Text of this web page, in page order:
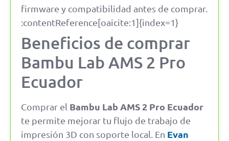
firmware y compatibilidad antes de comprar.
:contentReference[oaicite:1]{index=1}
Beneficios de comprar
Bambu Lab AMS 2 Pro
Ecuador
Comprar el Bambu Lab AMS 2 Pro Ecuador
te permite mejorar tu flujo de trabajo de
impresión 3D con soporte local. En Evan